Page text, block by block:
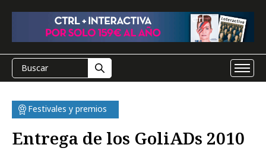
Festivales y premios
Entrega de los GoliADs 2010